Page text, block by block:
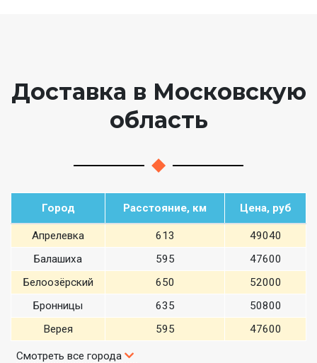
Доставка в Московскую
область
Город Расстояние, км Цена, руб
Апрелевка 613
49040
Балашиха
595
47600
Белоозёрский
650
52000
Бронницы
635
50800
Верея
595 47600
Смотреть все города